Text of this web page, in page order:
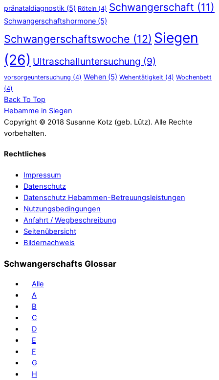
pränataldiagnostik (5) Röteln (4) Schwangerschaft (11)
Schwangerschaftshormone (5)
Schwangerschaftswoche (12) Siegen
(26) Ultraschalluntersuchung (9)
vorsorgeuntersuchung (4) Wehen (5) Wehentätigkeit (4) Wochenbett
(4)
Back To Top
Hebamme in Siegen
Copyright © 2018 Susanne Kotz (geb. Lütz). Alle Rechte
vorbehalten.
Rechtliches
Impressum
Datenschutz
Datenschutz Hebammen-Betreuungsleistungen
Nutzungsbedingungen
Anfahrt / Wegbeschreibung
Seitenübersicht
Bildernachweis
Schwangerschafts Glossar
Alle
A
B
C
D
E
F
G
H